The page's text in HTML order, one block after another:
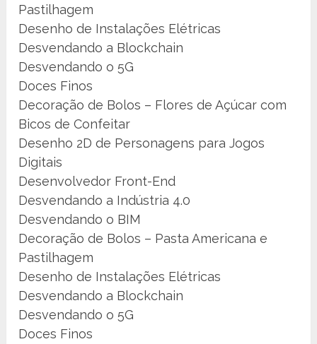
Pastilhagem
Desenho de Instalações Elétricas
Desvendando a Blockchain
Desvendando o 5G
Doces Finos
Decoração de Bolos – Flores de Açúcar com
Bicos de Confeitar
Desenho 2D de Personagens para Jogos
Digitais
Desenvolvedor Front-End
Desvendando a Indústria 4.0
Desvendando o BIM
Decoração de Bolos – Pasta Americana e
Pastilhagem
Desenho de Instalações Elétricas
Desvendando a Blockchain
Desvendando o 5G
Doces Finos